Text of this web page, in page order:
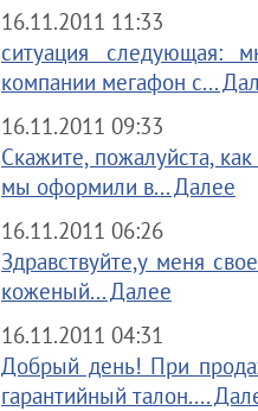
16.11.2011 11:33
ситуация следующая:
компании мегафон с...
16.11.2011 09:33
Скажите, пожалуйста,
мы оформили в... Далее
16.11.2011 06:26
Здравствуйте,у меня
коженый... Далее
16.11.2011 04:31
Добрый день! При
гарантийный талон....